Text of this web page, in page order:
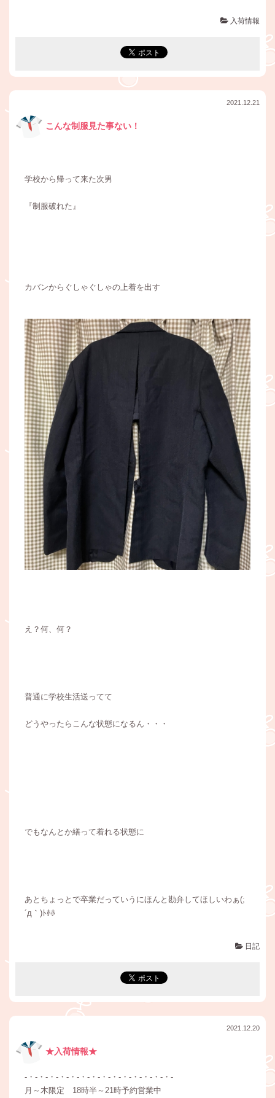
入荷情報
2021.12.21
こんな制服見た事ない！
学校から帰って来た次男
『制服破れた』
カバンからぐしゃぐしゃの上着を出す
え？何、何？
普通に学校生活送ってて
どうやったらこんな状態になるん・・・
でもなんとか繕って着れる状態に
あとちょっとで卒業だっていうにほんと勘弁してほしいわぁ(;
´д｀)ﾄﾎﾎ
日記
2021.12.20
★入荷情報★
-・-・-・-・-・-・-・-・-・-・-・-・-・-・-
月～木限定 18時半～21時予約営業中